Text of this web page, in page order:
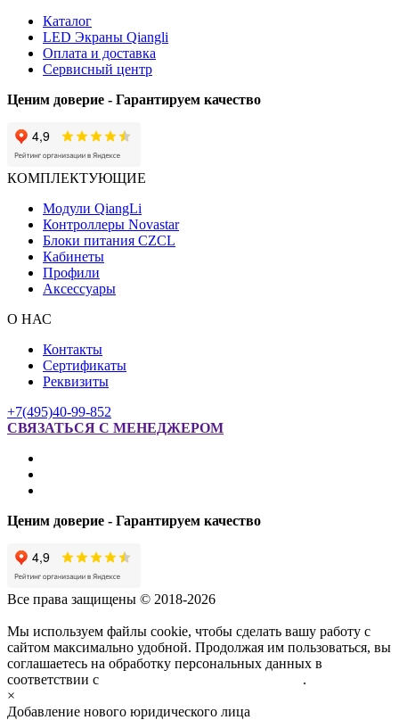
Каталог
LED Экраны Qiangli
Оплата и доставка
Сервисный центр
Ценим доверие - Гарантируем качество
КОМПЛЕКТУЮЩИЕ
Модули QiangLi
Контроллеры Novastar
Блоки питания CZCL
Кабинеты
Профили
Аксессуары
О НАС
Контакты
Сертификаты
Реквизиты
+7(495)40-99-852
СВЯЗАТЬСЯ С МЕНЕДЖЕРОМ
Ценим доверие - Гарантируем качество
Все права защищены © 2018-2026
Мы используем файлы cookie, чтобы сделать вашу работу с
сайтом максимально удобной. Продолжая им пользоваться, вы
соглашаетесь на обработку персональных данных в
соответствии с
.
×
Добавление нового юридического лица